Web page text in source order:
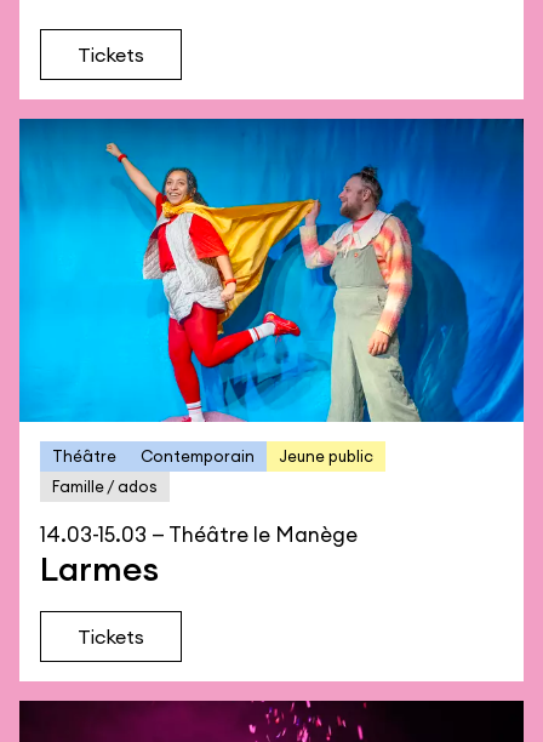
Tickets
Théâtre Contemporain
Jeune public
Famille / ados
14.03-15.03 — Théâtre le Manège
Larmes
Tickets